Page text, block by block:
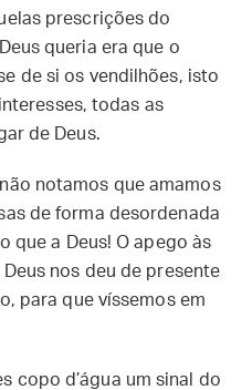
prescrições do
queria era que o
de si os vendilhões, isto
todas as
de Deus.
notamos que amamos
de forma desordenada
que a Deus! O apego às
nos deu de presente
para que víssemos em
copo d’água um sinal do